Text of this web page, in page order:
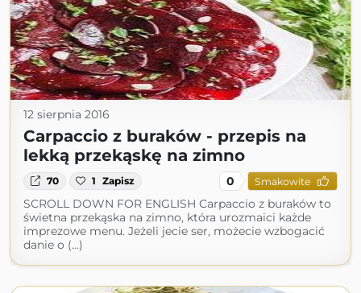
12 sierpnia 2016
Carpaccio z buraków - przepis na
lekką przekąskę na zimno
70 1 Zapisz 0 Smakowite
SCROLL DOWN FOR ENGLISH Carpaccio z buraków to
świetna przekąska na zimno, która urozmaici każde
imprezowe menu. Jeżeli jecie ser, możecie wzbogacić
danie o (...)